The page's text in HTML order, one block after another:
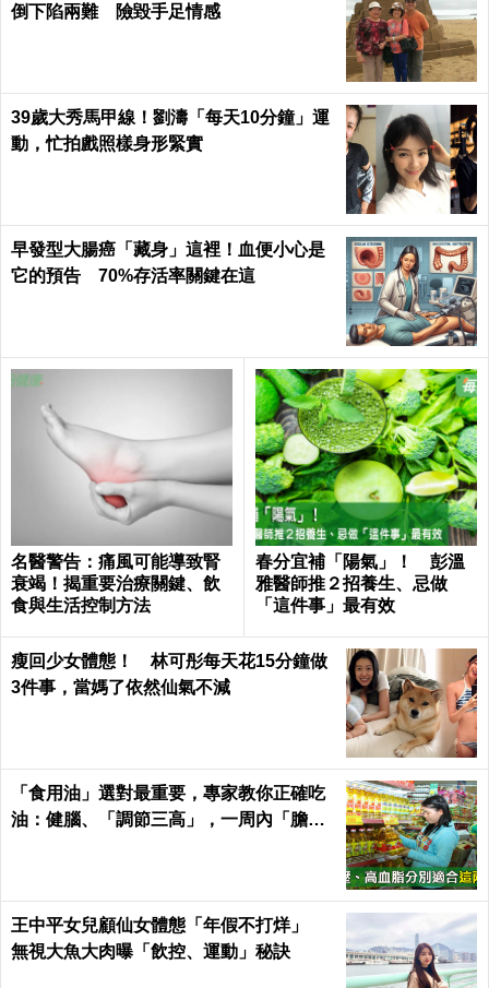
倒下陷兩難 險毀手足情感
39歲大秀馬甲線！劉濤「每天10分鐘」運
動，忙拍戲照樣身形緊實
早發型大腸癌「藏身」這裡！血便小心是
它的預告 70%存活率關鍵在這
名醫警告：痛風可能導致腎
衰竭！揭重要治療關鍵、飲
食與生活控制方法
春分宜補「陽氣」！ 彭溫
雅醫師推２招養生、忌做
「這件事」最有效
瘦回少女體態！ 林可彤每天花15分鐘做
3件事，當媽了依然仙氣不減
「食用油」選對最重要，專家教你正確吃
油：健腦、「調節三高」，一周內「膽固
王中平女兒顧仙女體態「年假不打烊」
無視大魚大肉曝「飲控、運動」秘訣